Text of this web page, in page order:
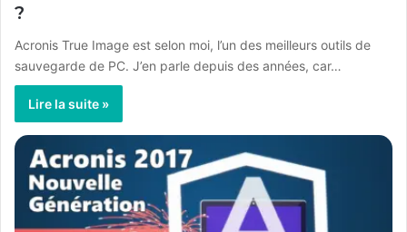
?
Acronis True Image est selon moi, l’un des meilleurs outils de
sauvegarde de PC. J’en parle depuis des années, car…
Lire la suite »